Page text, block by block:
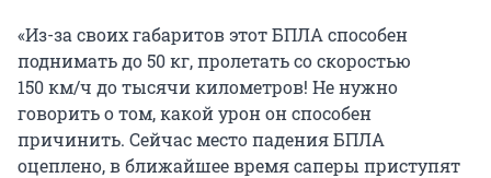
«Из-за своих габаритов этот БПЛА способен
поднимать до 50 кг, пролетать со скоростью
150 км/ч до тысячи километров! Не нужно
говорить о том, какой урон он способен
причинить. Сейчас место падения БПЛА
оцеплено, в ближайшее время саперы приступят